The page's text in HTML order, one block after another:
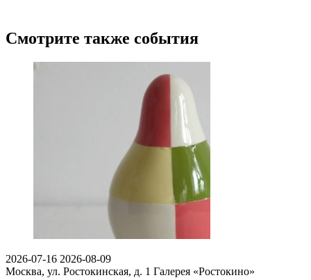
Смотрите также события
2026-07-16 2026-08-09
Москва, ул. Ростокинская, д. 1 Галерея «Ростокино»